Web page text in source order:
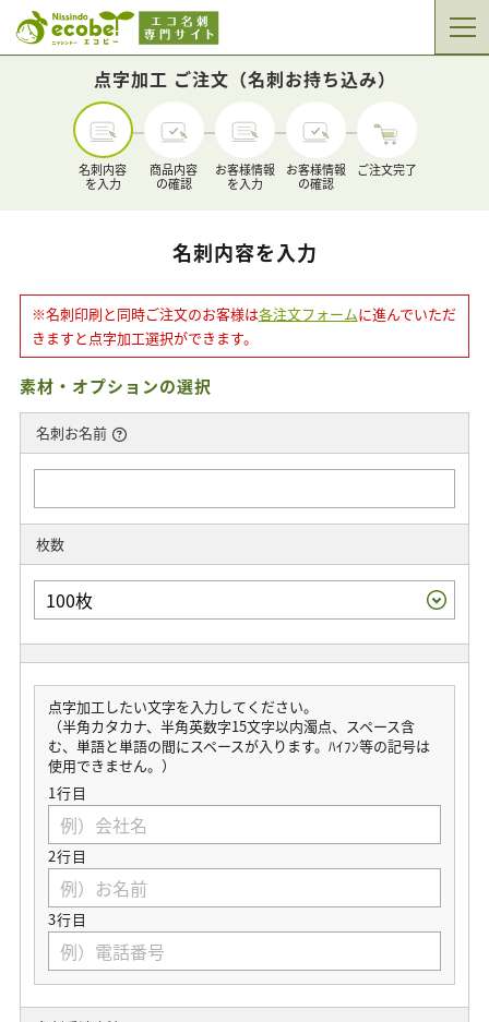
点字加工 ご注文 （名刺お持ち込み）
名刺内容
を入力
商品内容
の確認
お客様情報
を入力
お客様情報
の確認
ご注文完了
名刺内容を入力
※名刺印刷と同時ご注文のお客様は各注文フォームに進んでいただ
きますと点字加工選択ができます。
素材・オプションの選択
名刺お名前
枚数
点字加工したい文字を入力してください。
（半角カタカナ、半角英数字15文字以内濁点、スペース含
む、単語と単語の間にスペースが入ります。ﾊｲﾌﾝ等の記号は
使用できません。）
1行目
2行目
3行目